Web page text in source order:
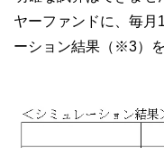
ヤーファンドに、毎月
ーション結果（※3）を